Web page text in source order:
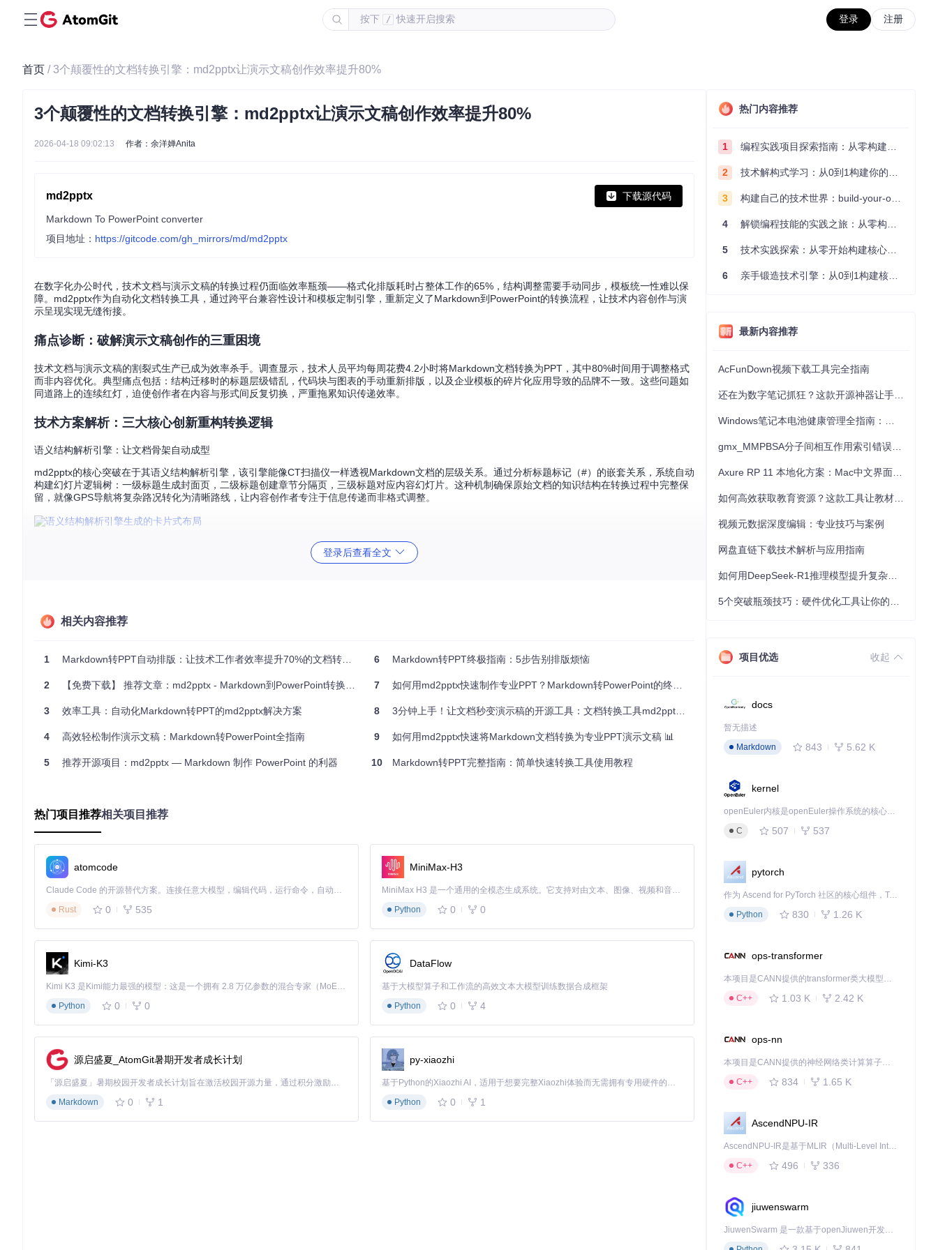
按下 / 快速开启搜索 登录 注册
首页 / 3个颠覆性的文档转换引擎：md2pptx让演示文稿创作效率提升80%
3个颠覆性的文档转换引擎：md2pptx让演示文稿创作效率提升80%
2026-04-18 09:02:13 作者：余洋婵Anita
md2pptx 下载源代码
Markdown To PowerPoint converter
项目地址： https://gitcode.com/gh_mirrors/md/md2pptx
在数字化办公时代，技术文档与演示文稿的转换过程仍面临效率瓶颈——格式化排版耗时占整体工作的65%，结构调整需要手动同步，模板统一性难以保
障。md2pptx作为自动化文档转换工具，通过跨平台兼容性设计和模板定制引擎，重新定义了Markdown到PowerPoint的转换流程，让技术内容创作与演
示呈现实现无缝衔接。
痛点诊断：破解演示文稿创作的三重困境
技术文档与演示文稿的割裂式生产已成为效率杀手。调查显示，技术人员平均每周花费4.2小时将Markdown文档转换为PPT，其中80%时间用于调整格式
而非内容优化。典型痛点包括：结构迁移时的标题层级错乱，代码块与图表的手动重新排版，以及企业模板的碎片化应用导致的品牌不一致。这些问题如
同道路上的连续红灯，迫使创作者在内容与形式间反复切换，严重拖累知识传递效率。
技术方案解析：三大核心创新重构转换逻辑
语义结构解析引擎：让文档骨架自动成型
md2pptx的核心突破在于其语义结构解析引擎，该引擎能像CT扫描仪一样透视Markdown文档的层级关系。通过分析标题标记（#）的嵌套关系，系统自动
构建幻灯片逻辑树：一级标题生成封面页，二级标题创建章节分隔页，三级标题对应内容幻灯片。这种机制确保原始文档的知识结构在转换过程中完整保
留，就像GPS导航将复杂路况转化为清晰路线，让内容创作者专注于信息传递而非格式调整。
卡片式技术指标展示：语义结构解析引擎自动将多层级Markdown内容转化为模块化幻灯片，每个蓝色卡片对应独立的内容单元
式，确保每种信息类型都能以最佳形态呈现。
水平分栏对比布局：左侧架构图与右侧说明文字的自动适配，展示布局自适应渲染器对复杂内容的智能处理能力
模板变量注入系统：实现品牌资产的一致性管理
模板变量注入系统解决了企业级应用中的品牌统一性难题。通过在processingOptions.py中定义字体、颜色、Logo等变量，用户可以创建符合企业VI规范
产品一致性，又保留了内容的个性化表达空间。
价值量化展示：效率提升的硬数据
工作环节 传统流程耗时 md2pptx流程耗时
效率提升
结构迁移
45分钟
数据来源：基于50名技术文档工程师的对照实验，每组处理30页技术文档转换任务
实战场景矩阵：三大行业的落地应用
教育领域：课程讲义自动生成系统
🔧环境兼容性检测 ：运行./md2pptx --check
📊教学大纲导入
结构组织Markdown
🚀一键转换：执行./md2pptx course.md lecture.pptx --template education生成课件
登录后查看全文
相关内容推荐
1 Markdown转PPT自动排版：让技术工作者效率提升70%的文档转换工具
2 【免费下载】 推荐文章：md2pptx - Markdown到PowerPoint转换神器，让文档制作更简单！
3 效率工具：自动化Markdown转PPT的md2pptx解决方案
4 高效轻松制作演示文稿：Markdown转PowerPoint全指南
5 推荐开源项目：md2pptx — Markdown 制作 PowerPoint 的利器
6 Markdown转PPT终极指南：5步告别排版烦恼
7 如何用md2pptx快速制作专业PPT？Markdown转PowerPoint的终极指南
8 3分钟上手！让文档秒变演示稿的开源工具：文档转换工具md2pptx全攻略
9 如何用md2pptx快速将Markdown文档转换为专业PPT演示文稿 📊
10 Markdown转PPT完整指南：简单快速转换工具使用教程
热门项目推荐相关项目推荐
atomcode
Claude Code 的开源替代方案。连接任意大模型，编辑代码，运行命令，自动验证 — 全自动执行。用 Rust 构建，极致性能。 ｜ An open-source alternative to Claude Code. Connect any LLM, edit code, run commands, and verify changes — autonomously. Built in Rust for speed. Get Started
Rust
0 535
MiniMax-H3
MiniMax H3 是一个通用的全模态生成系统。它支持对由文本、图像、视频和音频组成的多模态上下文进行统一理解，并能生成分辨率高达 2K、时长可达 15 秒的带原生立体声音频的视频。得益于面向任务泛化的系统设计，H3 在预训练阶段就已具备广泛的多模态上下文理解与生成能力，能够出色地执行复杂的多模态指令。
Python
0 0
Kimi-K3
Kimi K3 是Kimi能力最强的模型：这是一个拥有 2.8 万亿参数的混合专家（MoE）模型，具备原生视觉理解能力，并支持 100 万 token 的上下文窗口。
Python
0 0
DataFlow
基于大模型算子和工作流的高效文本大模型训练数据合成框架
Python
0 4
源启盛夏_AtomGit暑期开发者成长计划
「源启盛夏」暑期校园开发者成长计划旨在激活校园开源力量，通过积分激励、认证扶持、资源倾斜等形式，引导高校组织和开发者完成「入驻 — 建项目 — 做贡献 — 获认证 — 得资源」的完整闭环。无论你是想带领社团入驻平台的组织者，还是希望用代码贡献证明自己的开发者，都能在这里找到属于你的成长路径。
Markdown
0 1
py-xiaozhi
基于Python的Xiaozhi AI，适用于想要完整Xiaozhi体验而无需拥有专用硬件的用户。
Python
0 1
热门内容推荐
1 编程实践项目探索指南：从零构建技术能力体系
2 技术解构式学习：从0到1构建你的编程知识体系
3 构建自己的技术世界：build-your-own-x项目的实践探索指南
4 解锁编程技能的实践之旅：从零构建你的技术世界
5 技术实践探索：从零开始构建核心系统的实践指南
6 亲手锻造技术引擎：从0到1构建核心系统的实践指南
最新内容推荐
AcFunDown视频下载工具完全指南
视频元数据深度编辑：专业技巧与案例
网盘直链下载技术解析与应用指南
项目优选 收起
docs
暂无描述
Markdown
843 5.62 K
kernel
openEuler内核是openEuler操作系统的核心，既是系统性能与稳定性的基石，也是连接处理器、设备与服务的桥梁。
C
507 537
pytorch
作为 Ascend for PyTorch 社区的核心组件，TorchNPU 是昇腾专为 PyTorch 打造的深度学习适配插件，使 PyTorch 框架能够直接调用昇腾 NPU，为开发者提供昇腾 AI 处理器的超强算力。
Python
830 1.26 K
ops-transformer
本项目是CANN提供的transformer类大模型算子库，实现网络在NPU上加速计算。
C++
1.03 K 2.42 K
ops-nn
本项目是CANN提供的神经网络类计算算子库，实现网络在NPU上加速计算。
C++
834 1.65 K
AscendNPU-IR
AscendNPU-IR是基于MLIR（Multi-Level Intermediate Representation）构建的，面向昇腾亲和算子编译时使用的中间表示，提供昇腾完备表达能力，通过编译优化提升昇腾AI处理器计算效率，支持通过生态框架使能昇腾AI处理器与深度调优
C++
496 336
jiuwenswarm
JiuwenSwarm 是一款基于openJiuwen开发的智能AI Agent，它能够将大语言模型的强大能力，通过你日常使用的各类通讯应用，直接延伸至你的指尖。